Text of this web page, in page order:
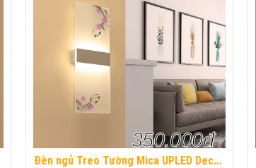
Đèn ngủ Treo Tường Mica UPLED Decor
350.000đ